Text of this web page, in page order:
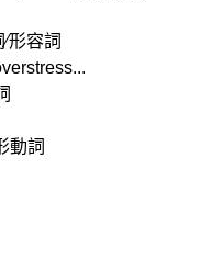
形容詞
動詞